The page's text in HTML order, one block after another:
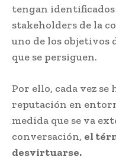
tengan
stakeholders de la
uno de los objetivos
que se persiguen.
Por ello, cada vez se
reputación en
medida que se va
conversación, el
desvirtuarse.